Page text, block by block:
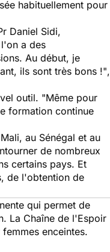
habituellement pour
Daniel Sidi,
a des
Au début, je
ils sont très bons !",
outil. "Même pour
formation continue
au Sénégal et au
de nombreux
certains pays. Et
de l'obtention de
qui permet de
La Chaîne de l'Espoir
enceintes.